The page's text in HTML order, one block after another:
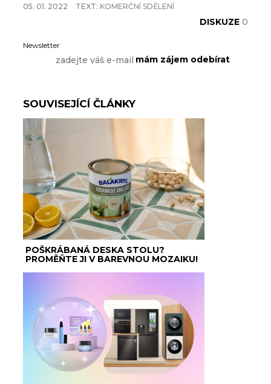
05. 01. 2022 TEXT: KOMERČNÍ SDĚLENÍ
DISKUZE 0
Newsletter
SOUVISEJÍCÍ ČLÁNKY
POŠKRÁBANÁ DESKA STOLU?
PROMĚŇTE JI V BAREVNOU MOZAIKU!